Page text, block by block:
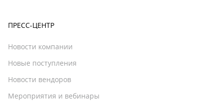
ПРЕСС-ЦЕНТР
Новости компании
Новые поступления
Новости вендоров
Мероприятия и вебинары